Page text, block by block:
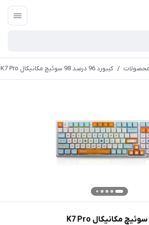
/ کیبورد 96 درصد 98 سوئیچ مکانیکال K7 Pro